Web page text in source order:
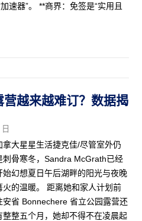
速器”。 **商界：免签是“实用且
营越来越难订？数据揭
拿大星星生活捷克佳/尽管室外仍
刺骨寒冬，Sandra McGrath已经
始幻想夏日午后湖畔的阳光与夜晚
火的温暖。 距离她和家人计划前
安省 Bonnechere 省立公园露营还
整整五个月，她却不得不在凌晨起